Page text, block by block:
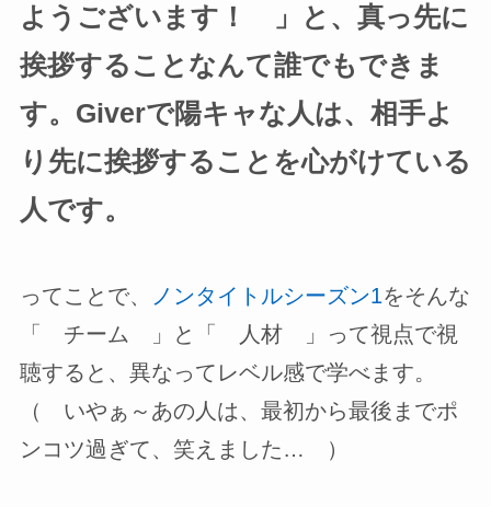
ようございます！ 」と、真っ先に
挨拶することなんて誰でもできま
す。Giverで陽キャな人は、相手よ
り先に挨拶することを心がけている
人です。
ってことで、 ノンタイトルシーズン1をそんな
「 チーム 」と「 人材 」って視点で視
聴すると、異なってレベル感で学べます。
（ いやぁ～あの人は、最初から最後までポ
ンコツ過ぎて、笑えました… ）